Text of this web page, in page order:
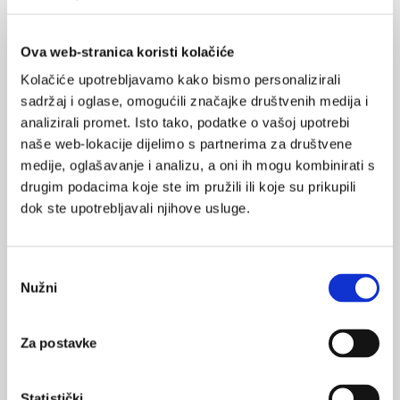
Ova web-stranica koristi kolačiće
Kolačiće upotrebljavamo kako bismo personalizirali
sadržaj i oglase, omogućili značajke društvenih medija i
analizirali promet. Isto tako, podatke o vašoj upotrebi
naše web-lokacije dijelimo s partnerima za društvene
medije, oglašavanje i analizu, a oni ih mogu kombinirati s
drugim podacima koje ste im pružili ili koje su prikupili
dok ste upotrebljavali njihove usluge.
pristanka
Nužni
Za postavke
ubrzani rad srca, nepodnošenje topline, emotivna nestabilnost.
dijagnozu hipertireoze tijekom trudnoće upućuju neočekivani
gubitak na težini ili neprimjereno dobivanje kilograma, fini
tremor, uporna mučnina i povraćanje. Blažu hipertireozu je
dovoljno pratiti dok je teži oblik hipertireoze potrebno liječiti.
Ako se ne kontrolira, hipertireoza u trudnoći može
uzrokovati srčano zatajenje, preeklampsiju, pobačaj,
porođaja, simptomi su slični „baby-bluesu“. Ako umor i tjeskoba
ne prestaju nakon nekoliko mjeseci ili se kod žena razvije prava
hormone štitnjače, jer je moguće da se previdi dijagnoza
nastupa stanje prolazne hipertireoze između prvog i osmog